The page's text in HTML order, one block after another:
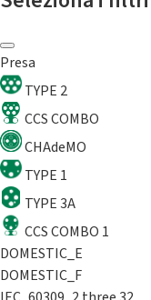
Presa
TYPE 2
CCS COMBO
CHAdeMO
TYPE 1
TYPE 3A
CCS COMBO 1
DOMESTIC_E
DOMESTIC_F